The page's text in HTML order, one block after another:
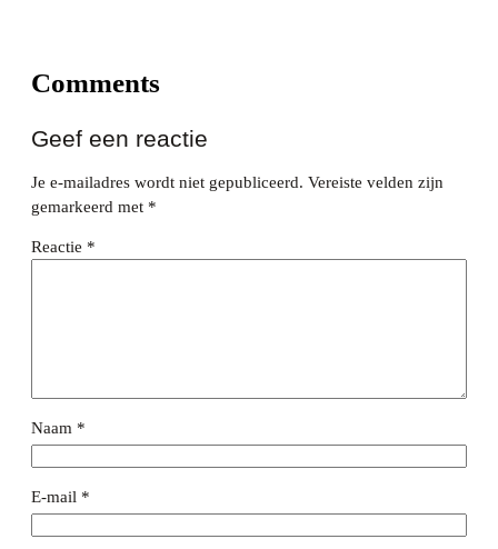
Comments
Geef een reactie
Je e-mailadres wordt niet gepubliceerd. Vereiste velden zijn
gemarkeerd met *
Reactie *
Naam *
E-mail *